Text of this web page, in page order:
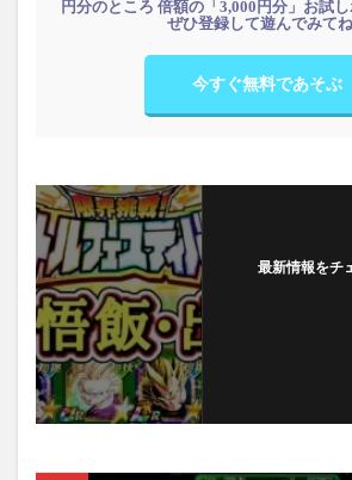
円分のところ 倍額の「3,000円分」お試
ぜひ登録して遊んでみてね
今すぐ無料であそぶ
最新情報をチ